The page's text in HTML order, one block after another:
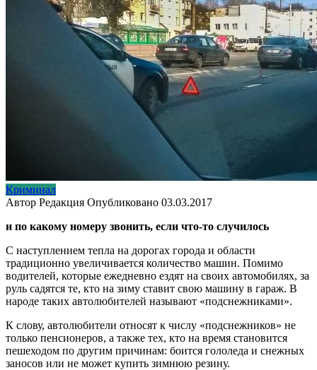
Криминал
Автор Редакция Опубликовано 03.03.2017
и по какому номеру звонить, если что-то случилось
С наступлением тепла на дорогах города и области
традиционно увеличивается количество машин. Помимо
водителей, которые ежедневно ездят на своих автомобилях, за
руль садятся те, кто на зиму ставит свою машину в гараж. В
народе таких автолюбителей называют «подснежниками».
К слову, автолюбители относят к числу «подснежников» не
только пенсионеров, а также тех, кто на время становится
пешеходом по другим причинам: боится гололеда и снежных
заносов или не может купить зимнюю резину.